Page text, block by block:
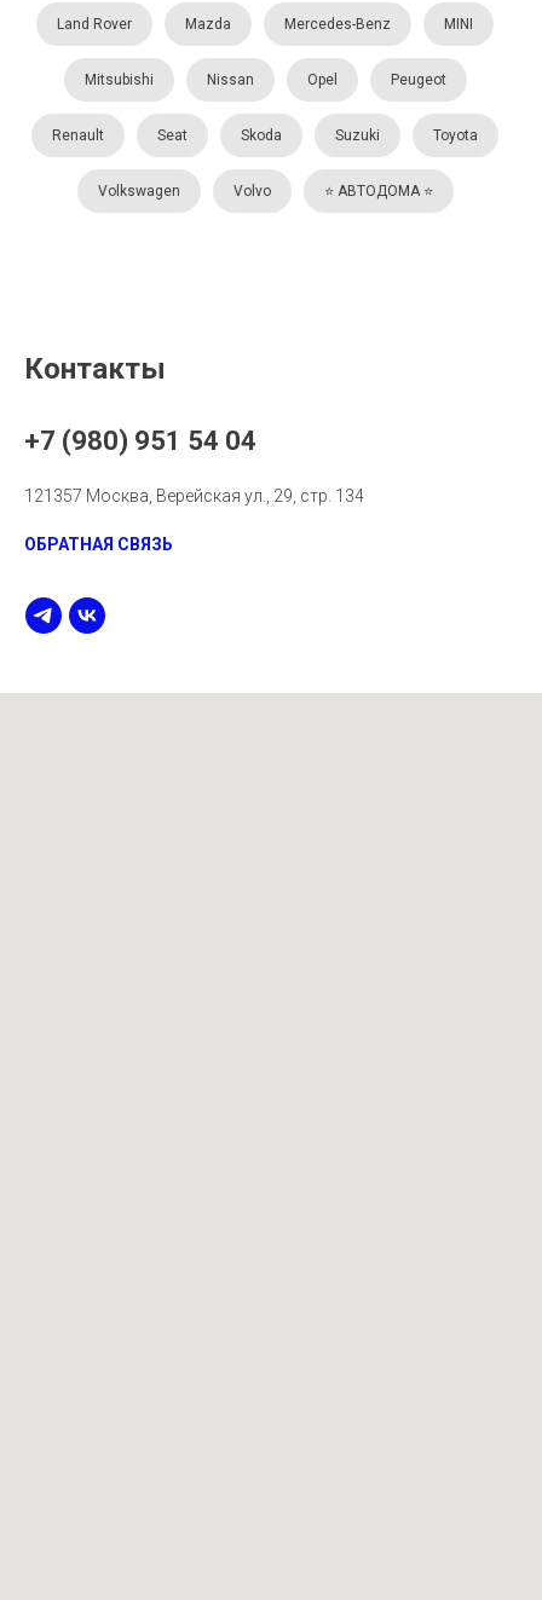
Land Rover Mazda Mercedes-Benz MINI
Mitsubishi Nissan Opel Peugeot
Renault Seat Skoda Suzuki Toyota
Volkswagen Volvo ⭐️ АВТОДОМА ⭐️
Контакты
+7 (980) 951 54 04
121357 Москва, Верейская ул., 29, стр. 134
ОБРАТНАЯ СВЯЗЬ